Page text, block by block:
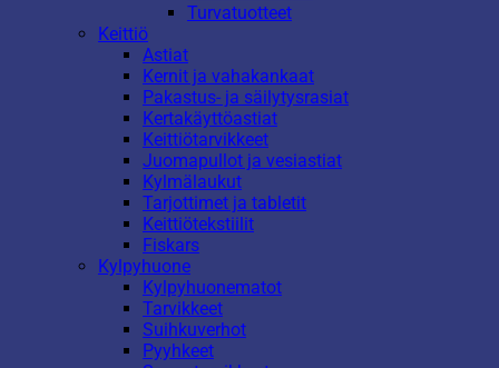
Turvatuotteet
Keittiö
Astiat
Kernit ja vahakankaat
Pakastus- ja säilytysrasiat
Kertakäyttöastiat
Keittiötarvikkeet
Juomapullot ja vesiastiat
Kylmälaukut
Tarjottimet ja tabletit
Keittiötekstiilit
Fiskars
Kylpyhuone
Kylpyhuonematot
Tarvikkeet
Suihkuverhot
Pyyhkeet